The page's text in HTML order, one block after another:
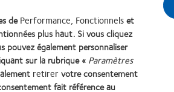
de confidentialité Accéder à l'espace consommateurs
dePerformance, Fonctionnelset
plus haut. Si vous cliquez
pouvez également personnaliser
sur la rubrique « Paramètres
retirervotre consentement
fait référence au